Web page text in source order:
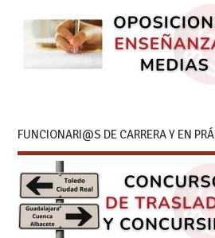
FUNCIONARI@S DE CARRERA Y EN